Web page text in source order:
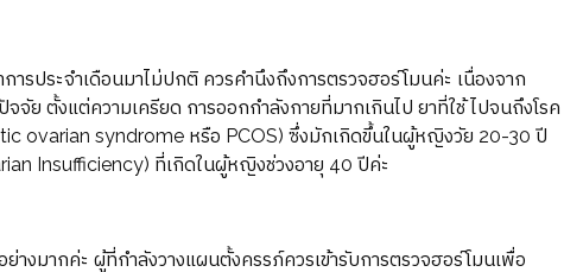
รประจำเดือนมาไม่ปกติ ควรคำนึงถึงการตรวจฮอร์โมนค่ะ เนื่องจาก
จัย ตั้งแต่ความเครียด การออกกำลังกายที่มากเกินไป ยาที่ใช้ ไปจนถึงโรค
ovarian syndrome หรือ PCOS) ซึ่งมักเกิดขึ้นในผู้หญิงวัย 20-30 ปี
Insufficiency) ที่เกิดในผู้หญิงช่วงอายุ 40 ปีค่ะ
งมากค่ะ ผู้ที่กำลังวางแผนตั้งครรภ์ควรเข้ารับการตรวจฮอร์โมนเพื่อ